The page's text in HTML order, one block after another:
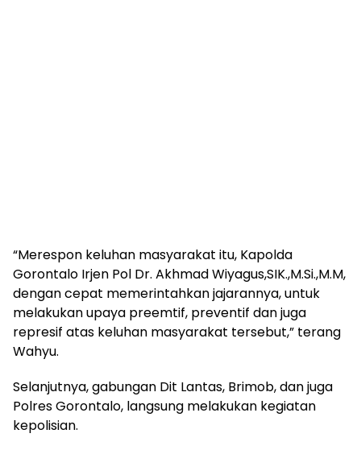
“Merespon keluhan masyarakat itu, Kapolda
Gorontalo Irjen Pol Dr. Akhmad Wiyagus,SIK.,M.Si.,M.M,
dengan cepat memerintahkan jajarannya, untuk
melakukan upaya preemtif, preventif dan juga
represif atas keluhan masyarakat tersebut,” terang
Wahyu.
Selanjutnya, gabungan Dit Lantas, Brimob, dan juga
Polres Gorontalo, langsung melakukan kegiatan
kepolisian.